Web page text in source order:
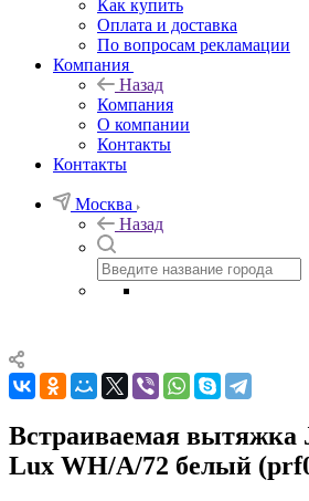
Как купить
Оплата и доставка
По вопросам рекламации
Компания
Назад
Компания
О компании
Контакты
Контакты
Москва
Назад
Встраиваемая вытяжка
Lux WH/A/72 белый